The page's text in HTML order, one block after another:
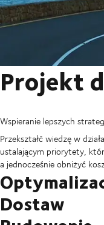
Projekt
Wspieranie lepszych
Przekształć wiedzę w
ustalającym priorytety,
a jednocześnie obniżyć
Dostaw